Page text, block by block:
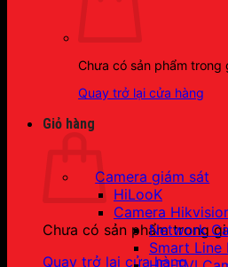
Chưa có sản phẩm trong
Quay trở lại cửa hàng
Giỏ hàng
Chưa có sản phẩm trong
Quay trở lại cửa hàng
Camera giám sát
HiLooK
Camera
Network
Smart Line